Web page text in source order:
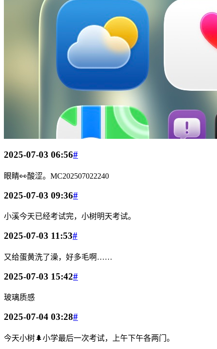
2025-07-03 06:56#
眼睛👀酸涩。MC202507022240
2025-07-03 09:36#
小溪今天已经考试完，小树明天考试。
2025-07-03 11:53#
又给蛋黄洗了澡，好多毛啊……
2025-07-03 15:42#
玻璃质感
2025-07-04 03:28#
今天小树🌲小学最后一次考试，上午下午各两门。